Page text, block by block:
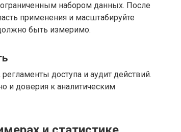
набором данных. После
применения и масштабируйте
быть измеримо.
доступа и аудит действий.
и доверия к аналитическим